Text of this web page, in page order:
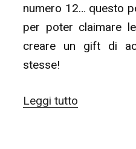
numero 12… questo
per poter claimare
creare un gift di
stesse!
Leggi tutto